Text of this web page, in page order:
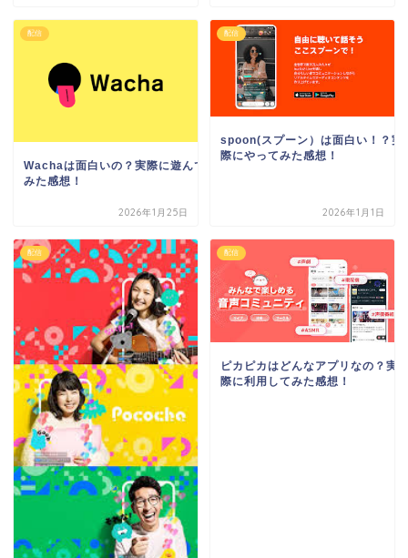
配信
Wachaは面白いの？実際に遊んで
みた感想！
2026年1月25日
配信
spoon(スプーン）は面白い！？実
際にやってみた感想！
2026年1月1日
配信 配信
ピカピカはどんなアプリなの？実
際に利用してみた感想！